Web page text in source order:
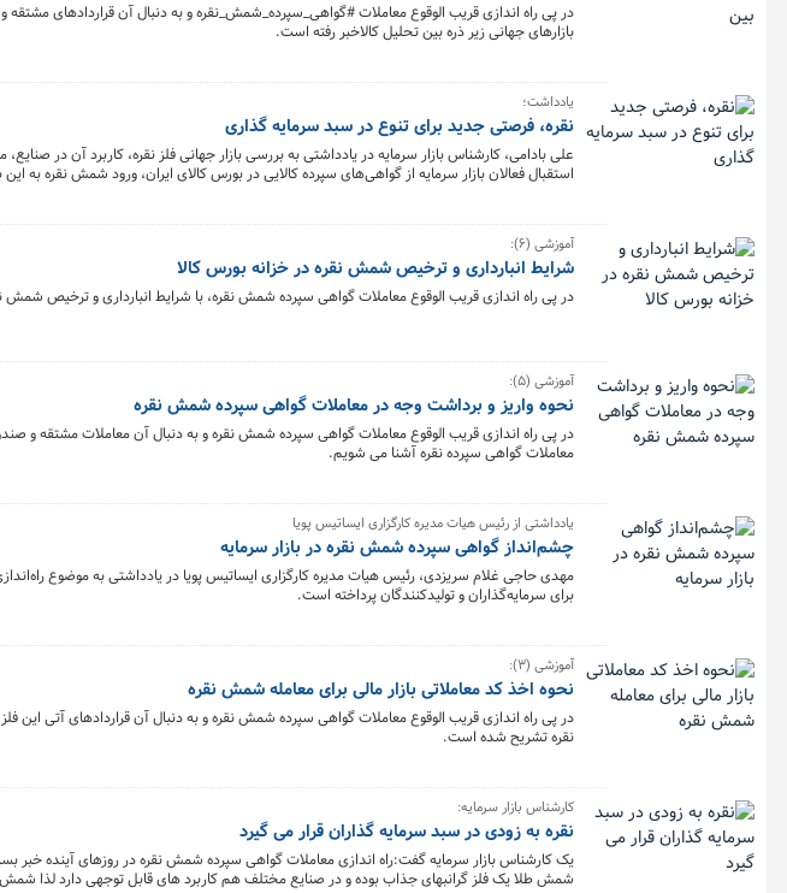
در پی راه اندازی قریب الوقوع معاملات #گواهی_سپرده_شمش_نقره و به دنبال آن قراردادهای مشتقه
بازارهای جهانی زیر ذره بین تحلیل کالاخبر رفته است.
یادداشت؛
نقره، فرصتی جدید برای تنوع در سبد سرمایه گذاری
علی بادامی، کارشناس بازار سرمایه در یادداشتی به بررسی بازار جهانی فلز نقره، کاربرد آن در
استقبال فعالان بازار سرمایه از گواهی‌های سپرده کالایی در بورس کالای ایران، ورود شمش نقره به
آموزشی (۶):
شرایط انبارداری و ترخیص شمش نقره در خزانه بورس کالا
در پی راه اندازی قریب الوقوع معاملات گواهی سپرده شمش نقره، با شرایط انبارداری و ترخیص شمش
آموزشی (۵):
نحوه واریز و برداشت وجه در معاملات گواهی سپرده شمش نقره
در پی راه اندازی قریب الوقوع معاملات گواهی سپرده شمش نقره و به دنبال آن معاملات مشتقه و
معاملات گواهی سپرده نقره آشنا می شویم.
یادداشتی از رئیس هیات مدیره کارگزاری ایساتیس پویا
چشم‌انداز گواهی سپرده شمش نقره در بازار سرمایه
مهدی حاجی غلام سریزدی، رئیس هیات مدیره کارگزاری ایساتیس پویا در یادداشتی به موضوع
برای سرمایه‌گذاران و تولیدکنندگان پرداخته است.
آموزشی (۳):
نحوه اخذ کد معاملاتی بازار مالی برای معامله شمش نقره
در پی راه اندازی قریب الوقوع معاملات گواهی سپرده شمش نقره و به دنبال آن قراردادهای آتی این
نقره تشریح شده است.
کارشناس بازار سرمایه:
نقره به زودی در سبد سرمایه گذاران قرار می گیرد
یک کارشناس بازار سرمایه گفت:راه اندازی معاملات گواهی سپرده شمش نقره در روزهای آینده خبر
شمش طلا یک فلز گرانبهای جذاب بوده و در صنایع مختلف هم کاربرد های قابل توجهی دارد لذا شمش